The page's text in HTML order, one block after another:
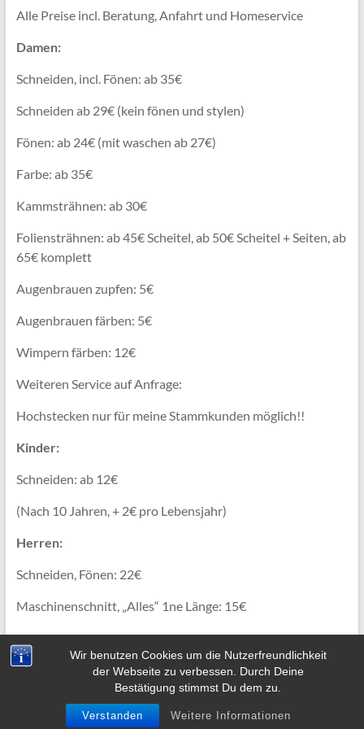
Wir benutzen Cookies um die Nutzerfreundlichkeit
der Webseite zu verbessen. Durch Deine
Bestätigung stimmst Du dem zu.
Verstanden Weitere Informationen
Alle Preise incl. Beratung, Anfahrt und Homeservice
Damen:
Schneiden, incl. Fönen: ab 35€
Schneiden ab 29€ (kein fönen und stylen)
Fönen: ab 24€ (mit waschen ab 27€)
Farbe: ab 35€
Kammsträhnen: ab 30€
Foliensträhnen: ab 45€ Scheitel, ab 50€ Scheitel + Seiten, ab
65€ komplett
Augenbrauen zupfen: 5€
Augenbrauen färben: 5€
Wimpern färben: 12€
Weiteren Service auf Anfrage:
Hochstecken nur für meine Stammkunden möglich!!
Kinder:
Schneiden: ab 12€
(Nach 10 Jahren, + 2€ pro Lebensjahr)
Herren:
Schneiden, Fönen: 22€
Maschinenschnitt, „Alles“ 1ne Länge: 15€
Alexandra Röring. Alle Rechte vorbehalten. Theme
Spaciousvon ThemeGrill. Präsentiert von: